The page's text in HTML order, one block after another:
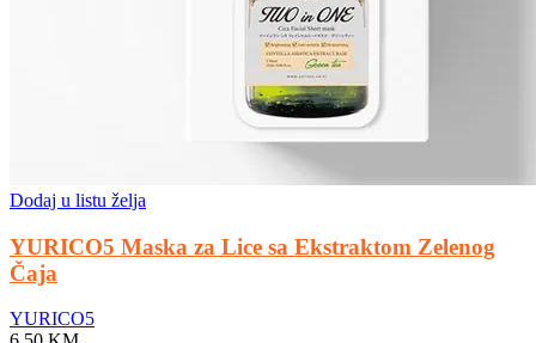
Dodaj u listu želja
YURICO5 Maska za Lice sa Ekstraktom Zelenog
Čaja
YURICO5